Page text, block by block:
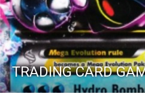
TRADING CARD